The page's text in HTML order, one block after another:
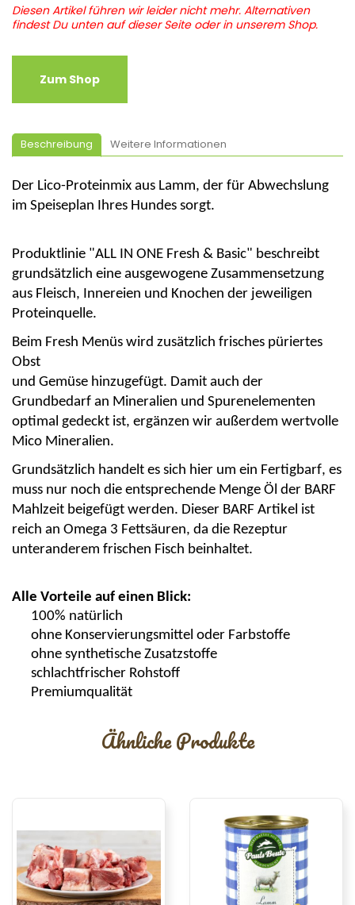
Diesen Artikel führen wir leider nicht mehr. Alternativen
findest Du unten auf dieser Seite oder in unserem Shop.
Zum Shop
Beschreibung Weitere Informationen
Der Lico-Proteinmix aus Lamm, der für Abwechslung
im Speiseplan Ihres Hundes sorgt.
Produktlinie "ALL IN ONE Fresh & Basic" beschreibt
grundsätzlich eine ausgewogene Zusammensetzung
aus Fleisch, Innereien und Knochen der jeweiligen
Proteinquelle.
Beim Fresh Menüs wird zusätzlich frisches püriertes
Obst
und Gemüse hinzugefügt. Damit auch der
Grundbedarf an Mineralien und Spurenelementen
optimal gedeckt ist, ergänzen wir außerdem wertvolle
Mico Mineralien.
Grundsätzlich handelt es sich hier um ein Fertigbarf, es
muss nur noch die entsprechende Menge Öl der BARF
Mahlzeit beigefügt werden. Dieser BARF Artikel ist
reich an Omega 3 Fettsäuren, da die Rezeptur
unteranderem frischen Fisch beinhaltet.
Alle Vorteile auf einen Blick:
100% natürlich
ohne Konservierungsmittel oder Farbstoffe
ohne synthetische Zusatzstoffe
schlachtfrischer Rohstoff
Premiumqualität
Ähnliche Produkte